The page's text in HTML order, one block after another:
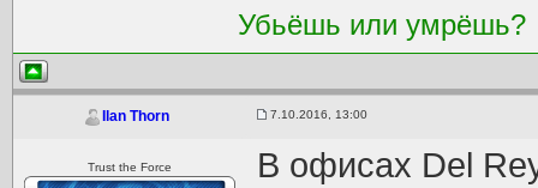
Убьёшь или умрёшь?
Ilan Thorn 7.10.2016, 13:00
Trust the Force В офисах Del